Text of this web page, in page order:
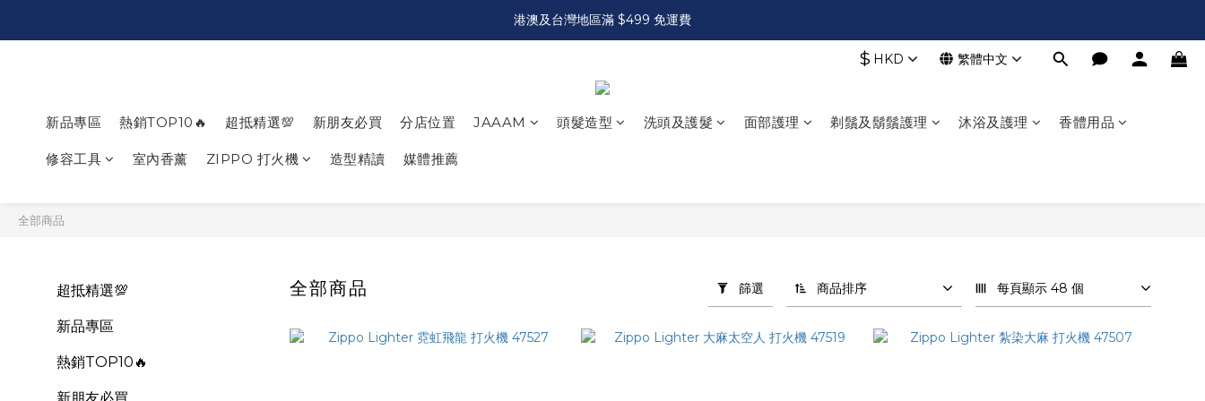
港澳及台灣地區滿 $499 免運費
$ HKD 繁體中文
新品專區 熱銷TOP10🔥 超抵精選💯 新朋友必買 分店位置 JAAAM 頭髮造型 洗頭及護髮 面部護理 剃鬚及鬍鬚護理 沐浴及護理 香體用品
修容工具 室內香薰 ZIPPO 打火機 造型精讀 媒體推薦
全部商品
超抵精選💯
新品專區
熱銷TOP10🔥
全部商品 篩選 商品排序 每頁顯示 48 個